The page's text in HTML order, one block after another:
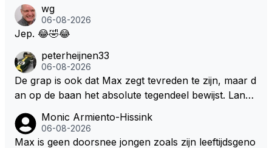
s. Je kunt de Staat het best vergelijken met de sherif
f van Nottinghem (Robin Hood) welk achter de bom
m/haar van zijn laatste zuurverdiende stuiver te ber
oven. De Staat heeft nooit ooit maar een stuiver in Z
andvoort willen investeren en dat zal ook nooit gebe
uren. Afdragen van BTW gelden en vergunningen bi
j dergelijke sportievefestiviteiten MOET je dan weer
wel afstaan, de parasiet.
wg
06-08-2026
Jep. 😂🤣😂
peterheijnen33
06-08-2026
De grap is ook dat Max zegt tevreden te zijn, maar d
an op de baan het absolute tegendeel bewijst. Lando
dan eigenlijk niet echt zien. ;)
Monic Armiento-Hissink
06-08-2026
Max is geen doorsnee jongen zoals zijn leeftijdsgeno